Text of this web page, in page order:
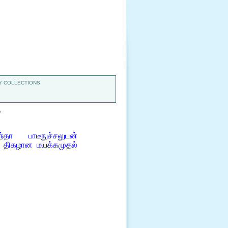
COLLECTIONS
பாடீநுச்சலுடன்
திகழான மயக்கமுதல்